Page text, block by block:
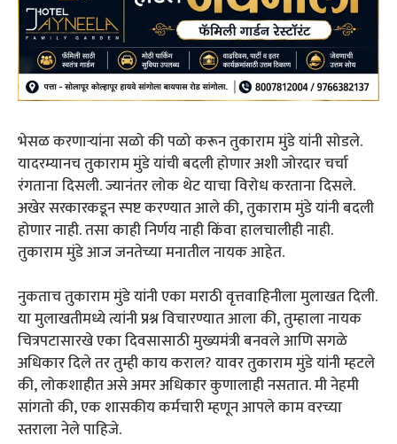
भेसळ करणाऱ्यांना सळो की पळो करून तुकाराम मुंडे यांनी सोडले.
यादरम्यानच तुकाराम मुंडे यांची बदली होणार अशी जोरदार चर्चा
रंगताना दिसली. ज्यानंतर लोक थेट याचा विरोध करताना दिसले.
अखेर सरकारकडून स्पष्ट करण्यात आले की, तुकाराम मुंडे यांनी बदली
होणार नाही. तसा काही निर्णय नाही किंवा हालचालीही नाही.
तुकाराम मुंडे आज जनतेच्या मनातील नायक आहेत.
नुकताच तुकाराम मुंडे यांनी एका मराठी वृत्तवाहिनीला मुलाखत दिली.
या मुलाखतीमध्ये त्यांनी प्रश्न विचारण्यात आला की, तुम्हाला नायक
चित्रपटासारखे एका दिवसासाठी मुख्यमंत्री बनवले आणि सगळे
अधिकार दिले तर तुम्ही काय कराल? यावर तुकाराम मुंडे यांनी म्हटले
की, लोकशाहीत असे अमर अधिकार कुणालाही नसतात. मी नेहमी
सांगतो की, एक शासकीय कर्मचारी म्हणून आपले काम वरच्या
स्तराला नेले पाहिजे.